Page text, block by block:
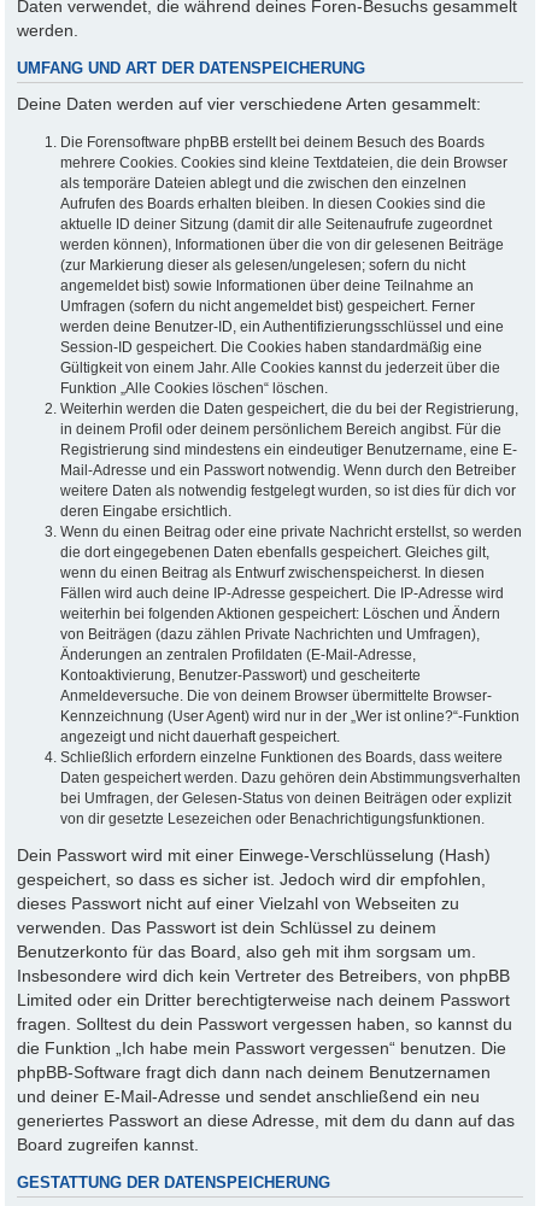
Daten verwendet, die während deines Foren-Besuchs gesammelt
werden.
UMFANG UND ART DER DATENSPEICHERUNG
Deine Daten werden auf vier verschiedene Arten gesammelt:
Die Forensoftware phpBB erstellt bei deinem Besuch des Boards
mehrere Cookies. Cookies sind kleine Textdateien, die dein Browser
als temporäre Dateien ablegt und die zwischen den einzelnen
Aufrufen des Boards erhalten bleiben. In diesen Cookies sind die
aktuelle ID deiner Sitzung (damit dir alle Seitenaufrufe zugeordnet
werden können), Informationen über die von dir gelesenen Beiträge
(zur Markierung dieser als gelesen/ungelesen; sofern du nicht
angemeldet bist) sowie Informationen über deine Teilnahme an
Umfragen (sofern du nicht angemeldet bist) gespeichert. Ferner
werden deine Benutzer-ID, ein Authentifizierungsschlüssel und eine
Session-ID gespeichert. Die Cookies haben standardmäßig eine
Gültigkeit von einem Jahr. Alle Cookies kannst du jederzeit über die
Funktion „Alle Cookies löschen“ löschen.
Weiterhin werden die Daten gespeichert, die du bei der Registrierung,
in deinem Profil oder deinem persönlichem Bereich angibst. Für die
Registrierung sind mindestens ein eindeutiger Benutzername, eine E-
Mail-Adresse und ein Passwort notwendig. Wenn durch den Betreiber
weitere Daten als notwendig festgelegt wurden, so ist dies für dich vor
deren Eingabe ersichtlich.
Wenn du einen Beitrag oder eine private Nachricht erstellst, so werden
die dort eingegebenen Daten ebenfalls gespeichert. Gleiches gilt,
wenn du einen Beitrag als Entwurf zwischenspeicherst. In diesen
Fällen wird auch deine IP-Adresse gespeichert. Die IP-Adresse wird
weiterhin bei folgenden Aktionen gespeichert: Löschen und Ändern
von Beiträgen (dazu zählen Private Nachrichten und Umfragen),
Änderungen an zentralen Profildaten (E-Mail-Adresse,
Kontoaktivierung, Benutzer-Passwort) und gescheiterte
Anmeldeversuche. Die von deinem Browser übermittelte Browser-
Kennzeichnung (User Agent) wird nur in der „Wer ist online?“-Funktion
angezeigt und nicht dauerhaft gespeichert.
Schließlich erfordern einzelne Funktionen des Boards, dass weitere
Daten gespeichert werden. Dazu gehören dein Abstimmungsverhalten
bei Umfragen, der Gelesen-Status von deinen Beiträgen oder explizit
von dir gesetzte Lesezeichen oder Benachrichtigungsfunktionen.
Dein Passwort wird mit einer Einwege-Verschlüsselung (Hash)
gespeichert, so dass es sicher ist. Jedoch wird dir empfohlen,
dieses Passwort nicht auf einer Vielzahl von Webseiten zu
verwenden. Das Passwort ist dein Schlüssel zu deinem
Benutzerkonto für das Board, also geh mit ihm sorgsam um.
Insbesondere wird dich kein Vertreter des Betreibers, von phpBB
Limited oder ein Dritter berechtigterweise nach deinem Passwort
fragen. Solltest du dein Passwort vergessen haben, so kannst du
die Funktion „Ich habe mein Passwort vergessen“ benutzen. Die
phpBB-Software fragt dich dann nach deinem Benutzernamen
und deiner E-Mail-Adresse und sendet anschließend ein neu
generiertes Passwort an diese Adresse, mit dem du dann auf das
Board zugreifen kannst.
GESTATTUNG DER DATENSPEICHERUNG